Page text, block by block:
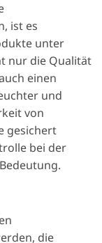
ist es
unter
nur die Qualität
einen
und
von
gesichert
bei der
die